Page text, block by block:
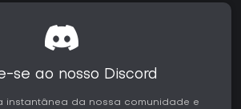
se ao nosso Discord
instantânea da nossa comunidade e